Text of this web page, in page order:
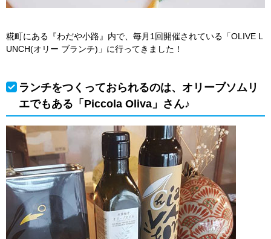
糀町にある『わだや小路』内で、毎月1回開催されている「OLIVE L
UNCH(オリー ブランチ)」に行ってきました！
ランチをつくっておられるのは、オリーブソムリ
エでもある「Piccola Oliva」さん♪